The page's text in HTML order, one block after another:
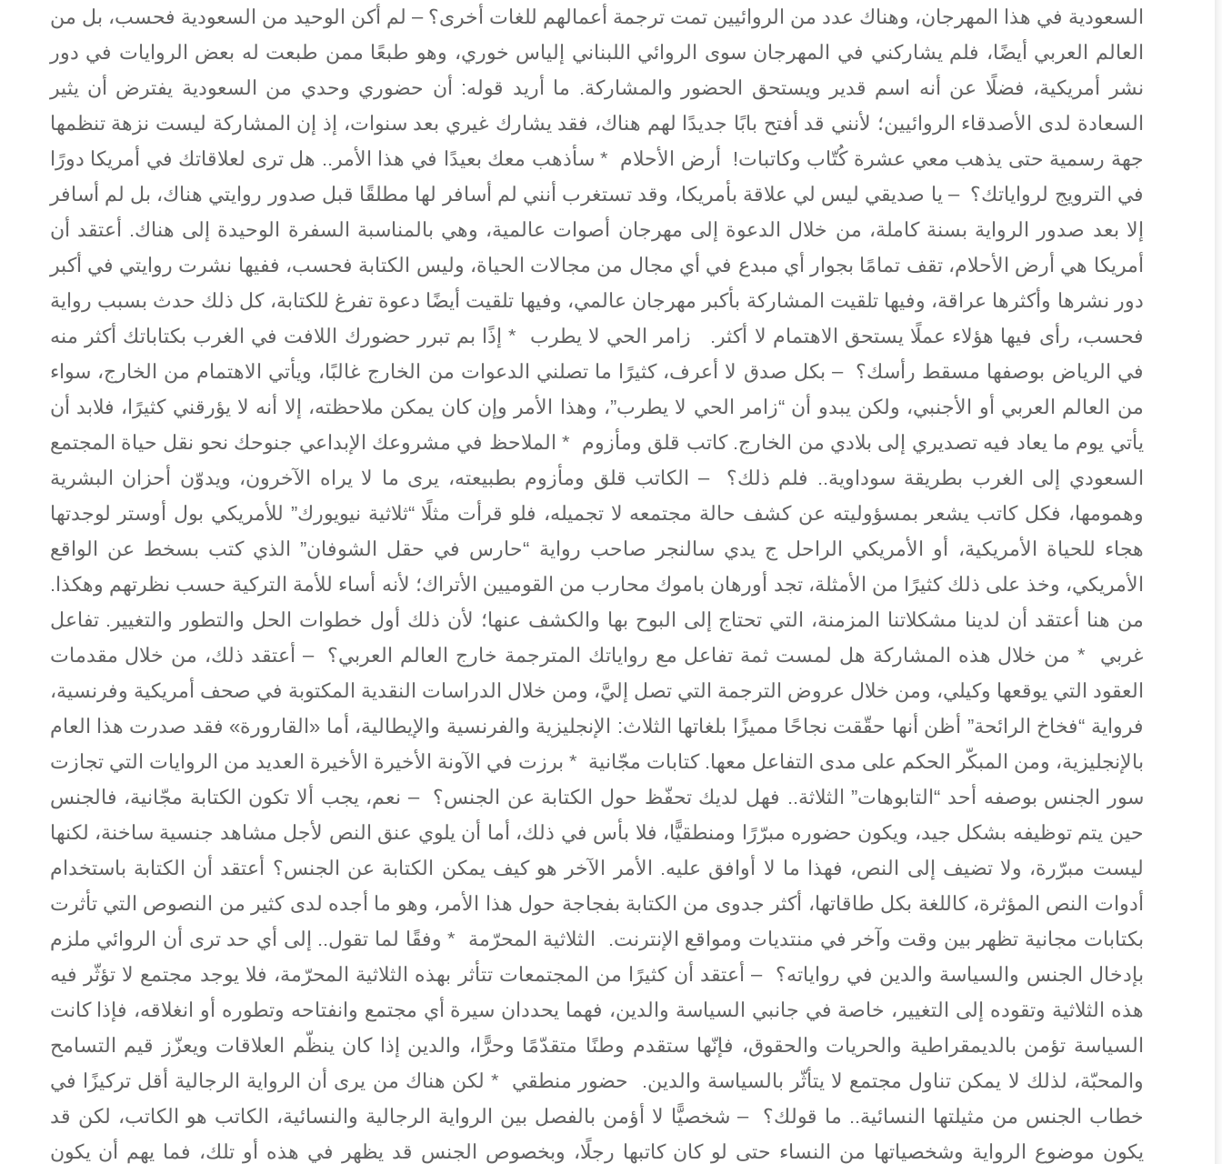
السعودية في هذا المهرجان، وهناك عدد من الروائيين تمت ترجمة أعمالهم للغات أخرى؟ – لم أكن الوحيد من السعودية فحسب، بل من
العالم العربي أيضًا، فلم يشاركني في المهرجان سوى الروائي اللبناني إلياس خوري، وهو طبعًا ممن طبعت له بعض الروايات في دور
نشر أمريكية، فضلًا عن أنه اسم قدير ويستحق الحضور والمشاركة. ما أريد قوله: أن حضوري وحدي من السعودية يفترض أن يثير
السعادة لدى الأصدقاء الروائيين؛ لأنني قد أفتح بابًا جديدًا لهم هناك، فقد يشارك غيري بعد سنوات، إذ إن المشاركة ليست نزهة تنظمها
جهة رسمية حتى يذهب معي عشرة كُتّاب وكاتبات! أرض الأحلام * سأذهب معك بعيدًا في هذا الأمر.. هل ترى لعلاقاتك في أمريكا دورًا
في الترويج لرواياتك؟ – يا صديقي ليس لي علاقة بأمريكا، وقد تستغرب أنني لم أسافر لها مطلقًا قبل صدور روايتي هناك، بل لم أسافر
إلا بعد صدور الرواية بسنة كاملة، من خلال الدعوة إلى مهرجان أصوات عالمية، وهي بالمناسبة السفرة الوحيدة إلى هناك. أعتقد أن
أمريكا هي أرض الأحلام، تقف تمامًا بجوار أي مبدع في أي مجال من مجالات الحياة، وليس الكتابة فحسب، ففيها نشرت روايتي في أكبر
دور نشرها وأكثرها عراقة، وفيها تلقيت المشاركة بأكبر مهرجان عالمي، وفيها تلقيت أيضًا دعوة تفرغ للكتابة، كل ذلك حدث بسبب رواية
فحسب، رأى فيها هؤلاء عملًا يستحق الاهتمام لا أكثر. زامر الحي لا يطرب * إذًا بم تبرر حضورك اللافت في الغرب بكتاباتك أكثر منه
في الرياض بوصفها مسقط رأسك؟ – بكل صدق لا أعرف، كثيرًا ما تصلني الدعوات من الخارج غالبًا، ويأتي الاهتمام من الخارج، سواء
من العالم العربي أو الأجنبي، ولكن يبدو أن “زامر الحي لا يطرب”، وهذا الأمر وإن كان يمكن ملاحظته، إلا أنه لا يؤرقني كثيرًا، فلابد أن
يأتي يوم ما يعاد فيه تصديري إلى بلادي من الخارج. كاتب قلق ومأزوم * الملاحظ في مشروعك الإبداعي جنوحك نحو نقل حياة المجتمع
السعودي إلى الغرب بطريقة سوداوية.. فلم ذلك؟ – الكاتب قلق ومأزوم بطبيعته، يرى ما لا يراه الآخرون، ويدوّن أحزان البشرية
وهمومها، فكل كاتب يشعر بمسؤوليته عن كشف حالة مجتمعه لا تجميله، فلو قرأت مثلًا “ثلاثية نيويورك” للأمريكي بول أوستر لوجدتها
هجاء للحياة الأمريكية، أو الأمريكي الراحل ج يدي سالنجر صاحب رواية “حارس في حقل الشوفان” الذي كتب بسخط عن الواقع
الأمريكي، وخذ على ذلك كثيرًا من الأمثلة، تجد أورهان باموك محارب من القوميين الأتراك؛ لأنه أساء للأمة التركية حسب نظرتهم وهكذا.
من هنا أعتقد أن لدينا مشكلاتنا المزمنة، التي تحتاج إلى البوح بها والكشف عنها؛ لأن ذلك أول خطوات الحل والتطور والتغيير. تفاعل
غربي * من خلال هذه المشاركة هل لمست ثمة تفاعل مع رواياتك المترجمة خارج العالم العربي؟ – أعتقد ذلك، من خلال مقدمات
العقود التي يوقعها وكيلي، ومن خلال عروض الترجمة التي تصل إليَّ، ومن خلال الدراسات النقدية المكتوبة في صحف أمريكية وفرنسية،
فرواية “فخاخ الرائحة” أظن أنها حقّقت نجاحًا مميزًا بلغاتها الثلاث: الإنجليزية والفرنسية والإيطالية، أما «القارورة» فقد صدرت هذا العام
بالإنجليزية، ومن المبكّر الحكم على مدى التفاعل معها. كتابات مجّانية * برزت في الآونة الأخيرة الأخيرة العديد من الروايات التي تجازت
سور الجنس بوصفه أحد “التابوهات” الثلاثة.. فهل لديك تحفّظ حول الكتابة عن الجنس؟ – نعم، يجب ألا تكون الكتابة مجّانية، فالجنس
حين يتم توظيفه بشكل جيد، ويكون حضوره مبرّرًا ومنطقيًّا، فلا بأس في ذلك، أما أن يلوي عنق النص لأجل مشاهد جنسية ساخنة، لكنها
ليست مبرّرة، ولا تضيف إلى النص، فهذا ما لا أوافق عليه. الأمر الآخر هو كيف يمكن الكتابة عن الجنس؟ أعتقد أن الكتابة باستخدام
أدوات النص المؤثرة، كاللغة بكل طاقاتها، أكثر جدوى من الكتابة بفجاجة حول هذا الأمر، وهو ما أجده لدى كثير من النصوص التي تأثرت
بكتابات مجانية تظهر بين وقت وآخر في منتديات ومواقع الإنترنت. الثلاثية المحرّمة * وفقًا لما تقول.. إلى أي حد ترى أن الروائي ملزم
بإدخال الجنس والسياسة والدين في رواياته؟ – أعتقد أن كثيرًا من المجتمعات تتأثر بهذه الثلاثية المحرّمة، فلا يوجد مجتمع لا تؤثّر فيه
هذه الثلاثية وتقوده إلى التغيير، خاصة في جانبي السياسة والدين، فهما يحددان سيرة أي مجتمع وانفتاحه وتطوره أو انغلاقه، فإذا كانت
السياسة تؤمن بالديمقراطية والحريات والحقوق، فإنّها ستقدم وطنًا متقدّمًا وحرًّا، والدين إذا كان ينظّم العلاقات ويعزّز قيم التسامح
والمحبّة، لذلك لا يمكن تناول مجتمع لا يتأثّر بالسياسة والدين. حضور منطقي * لكن هناك من يرى أن الرواية الرجالية أقل تركيزًا في
خطاب الجنس من مثيلتها النسائية.. ما قولك؟ – شخصيًّا لا أؤمن بالفصل بين الرواية الرجالية والنسائية، الكاتب هو الكاتب، لكن قد
يكون موضوع الرواية وشخصياتها من النساء حتى لو كان كاتبها رجلًا، وبخصوص الجنس قد يظهر في هذه أو تلك، فما يهم أن يكون